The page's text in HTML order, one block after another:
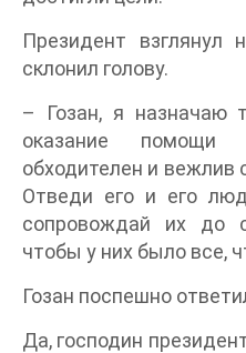
Президент взглянул
склонил голову.
– Гозан, я назначаю
оказание
обходителен и
Отведи его и его
сопровождай их до
чтобы у них было все,
Гозан поспешно
Да, господин